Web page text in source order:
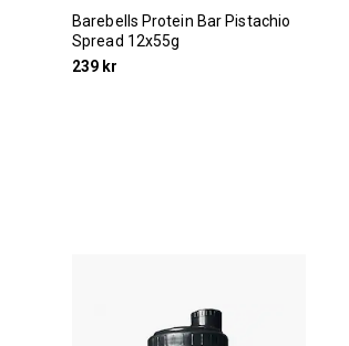
Barebells Protein Bar Pistachio
Spread 12x55g
239 kr